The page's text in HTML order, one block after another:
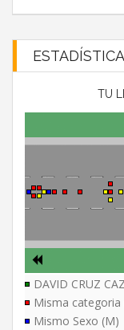
TU
DAVID CRUZ
Misma categoria
Mismo Sexo (M)